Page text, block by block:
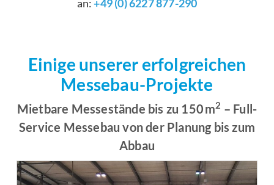
an:+49 (0) 6227 877-290
Einige unserer erfolgreichen
Messebau-Projekte
Mietbare Messestände bis zu 150 m2 – Full-
Service Messebau von der Planung bis zum
Abbau